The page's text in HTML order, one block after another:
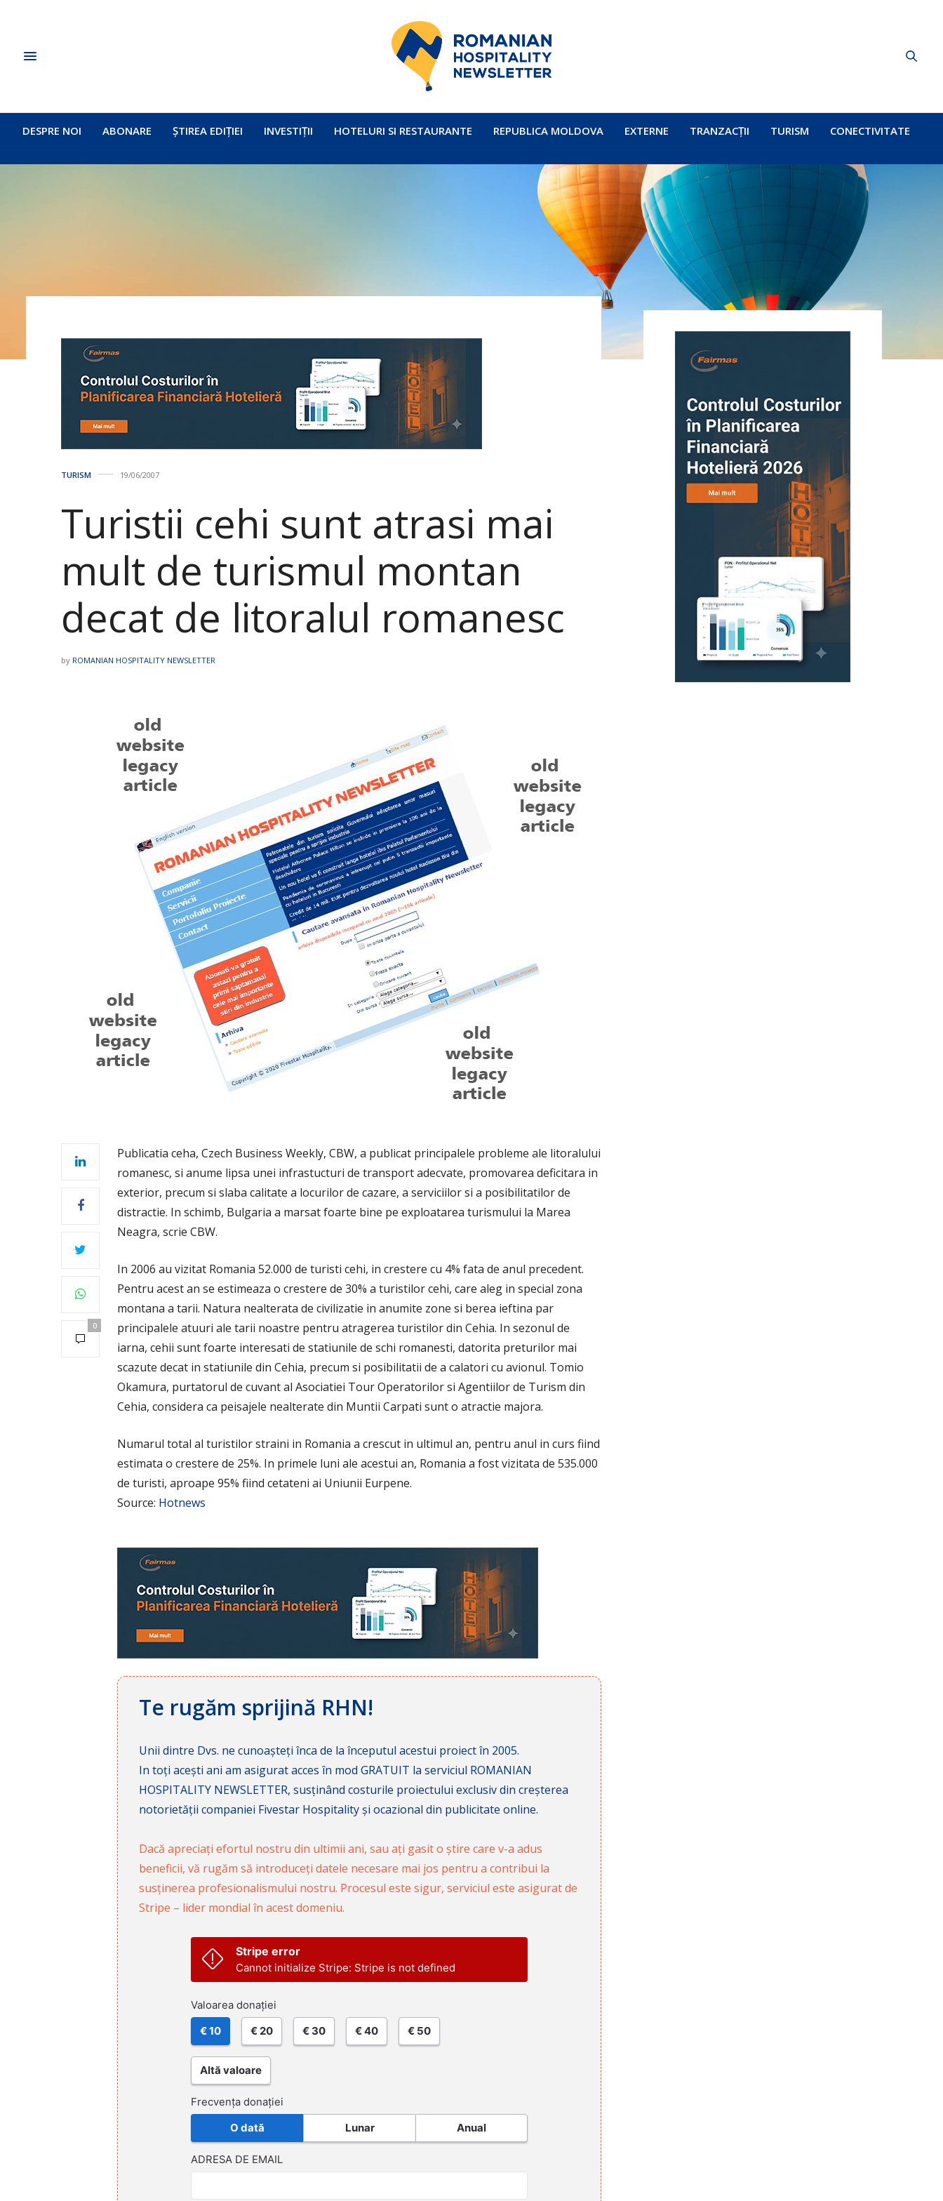
DESPRE NOI ABONARE ȘTIREA EDIȚIEI INVESTIȚII HOTELURI SI RESTAURANTE REPUBLICA MOLDOVA EXTERNE TRANZACȚII TURISM CONECTIVITATE
TURISM 19/06/2007
Turistii cehi sunt atrasi mai
mult de turismul montan
decat de litoralul romanesc
by ROMANIAN HOSPITALITY NEWSLETTER
0
Publicatia ceha, Czech Business Weekly, CBW, a publicat principalele probleme ale litoralului
romanesc, si anume lipsa unei infrastucturi de transport adecvate, promovarea deficitara in
exterior, precum si slaba calitate a locurilor de cazare, a serviciilor si a posibilitatilor de
distractie. In schimb, Bulgaria a marsat foarte bine pe exploatarea turismului la Marea
Neagra, scrie CBW.
In 2006 au vizitat Romania 52.000 de turisti cehi, in crestere cu 4% fata de anul precedent.
Pentru acest an se estimeaza o crestere de 30% a turistilor cehi, care aleg in special zona
montana a tarii. Natura nealterata de civilizatie in anumite zone si berea ieftina par
principalele atuuri ale tarii noastre pentru atragerea turistilor din Cehia. In sezonul de
iarna, cehii sunt foarte interesati de statiunile de schi romanesti, datorita preturilor mai
scazute decat in statiunile din Cehia, precum si posibilitatii de a calatori cu avionul. Tomio
Okamura, purtatorul de cuvant al Asociatiei Tour Operatorilor si Agentiilor de Turism din
Cehia, considera ca peisajele nealterate din Muntii Carpati sunt o atractie majora.
Numarul total al turistilor straini in Romania a crescut in ultimul an, pentru anul in curs fiind
estimata o crestere de 25%. In primele luni ale acestui an, Romania a fost vizitata de 535.000
de turisti, aproape 95% fiind cetateni ai Uniunii Eurpene.
Source: Hotnews
Te rugăm sprijină RHN!
Unii dintre Dvs. ne cunoașteți înca de la începutul acestui proiect în 2005.
In toți acești ani am asigurat acces în mod GRATUIT la serviciul ROMANIAN
HOSPITALITY NEWSLETTER, susținând costurile proiectului exclusiv din creșterea
notorietății companiei Fivestar Hospitality și ocazional din publicitate online.
Dacă apreciați efortul nostru din ultimii ani, sau ați gasit o știre care v-a adus
beneficii, vă rugăm să introduceți datele necesare mai jos pentru a contribui la
susținerea profesionalismului nostru. Procesul este sigur, serviciul este asigurat de
Stripe – lider mondial în acest domeniu.
Stripe error
Cannot initialize Stripe: Stripe is not defined
Valoarea donației
€ 10 € 20 € 30 € 40 € 50
Altă valoare
Frecvența donației
O dată Lunar Anual
ADRESA DE EMAIL